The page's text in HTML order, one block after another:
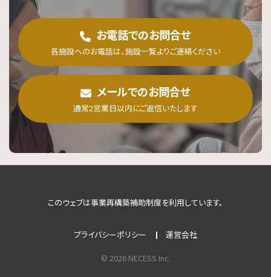
お電話でのお問合せ
各施設へのお電話は、施設一覧よりご連絡ください
メールでのお問合せ
通常2営業日以内にご返信いたします
このウェブは事業再構築補助制度を利用しています。
プライバシーポリシー 運営会社
© 2026 NECESS Inc.